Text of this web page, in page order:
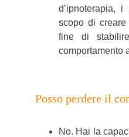
d’ipnoterapia,
scopo di creare
fine di
comportamento
Posso perdere il
No. Hai la